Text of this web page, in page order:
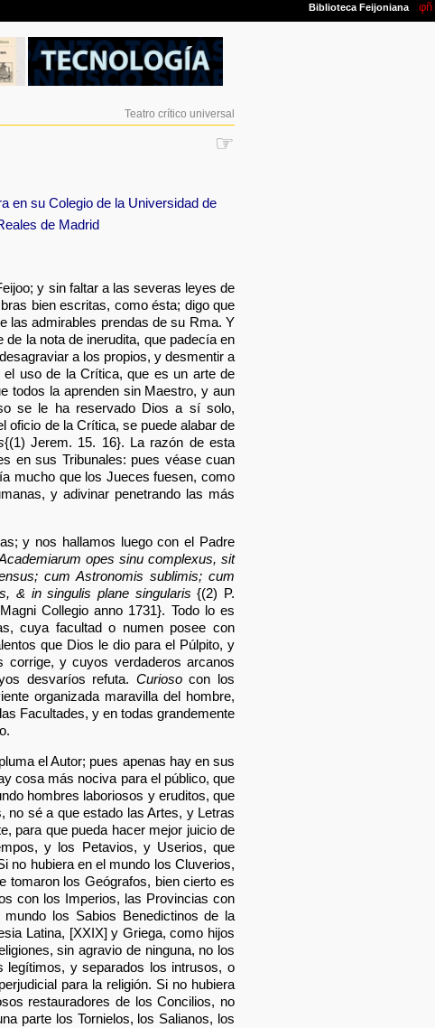
Teatro crítico universal
☞
en su Colegio de la Universidad de
de Madrid
y sin faltar a las severas leyes de
bien escritas, como ésta; digo que
las admirables prendas de su Rma. Y
la nota de inerudita, que padecía en
a los propios, y desmentir a
el uso de la Crítica, que es un arte de
todos la aprenden sin Maestro, y aun
se le ha reservado Dios a sí solo,
oficio de la Crítica, se puede alabar de
{(1) Jerem. 15. 16}. La razón de esta
en sus Tribunales: pues véase cuan
mucho que los Jueces fuesen, como
y adivinar penetrando las más
y nos hallamos luego con el Padre
opes sinu complexus, sit
cum Astronomis sublimis; cum
& in singulis plane singularis {(2) P.
Collegio anno 1731}. Todo lo es
cuya facultad o numen posee con
que Dios le dio para el Púlpito, y
y cuyos verdaderos arcanos
desvaríos refuta. Curiosocon los
organizada maravilla del hombre,
Facultades, y en todas grandemente
el Autor; pues apenas hay en sus
cosa más nociva para el público, que
hombres laboriosos y eruditos, que
no sé a que estado las Artes, y Letras
para que pueda hacer mejor juicio de
y los Petavios, y Userios, que
no hubiera en el mundo los Cluverios,
tomaron los Geógrafos, bien cierto es
con los Imperios, las Provincias con
los Sabios Benedictinos de la
Latina, [XXIX] y Griega, como hijos
sin agravio de ninguna, no los
legítimos, y separados los intrusos, o
para la religión. Si no hubiera
restauradores de los Concilios, no
parte los Tornielos, los Salianos, los